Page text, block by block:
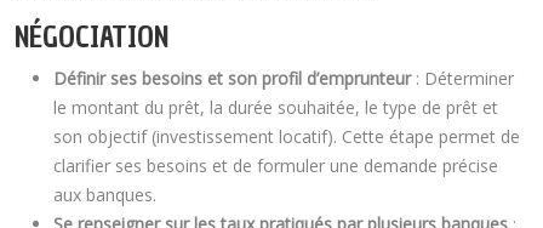
NÉGOCIATION
Définir ses besoins et son profil d’emprunteur : Déterminer
le montant du prêt, la durée souhaitée, le type de prêt et
son objectif (investissement locatif). Cette étape permet de
clarifier ses besoins et de formuler une demande précise
aux banques.